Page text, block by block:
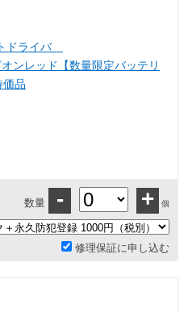
ドライバ
ンレッド【数量限定バッテリ
価品
数量 - + 個
修理保証に申し込む